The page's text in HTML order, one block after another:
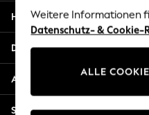
Dresses
Flip Flops
Linen Collection
Sandals
Shorts
Hilfe
Datenschutz und Rechtliches
Abteilungen
Sonstige Dienstleistungen
Weitere Informationen
Datenschutz- & Cookie-
ALLE